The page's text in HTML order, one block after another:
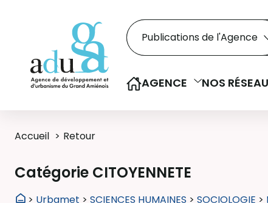
Rechercher dans
Recherche
Sélectionner le type de la
AGENCE NOS
Accueil Retour
Catégorie CITOYENNETE
> Urbamet > SCIENCES HUMAINES > SOCIOLOGIE >